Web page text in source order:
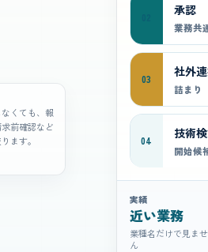
くても、報
前確認など
ます。
承認
業務共
03
社外
詰まり
04
技術
開始候
実績
近い業務
業種名だけで見ませ
ん